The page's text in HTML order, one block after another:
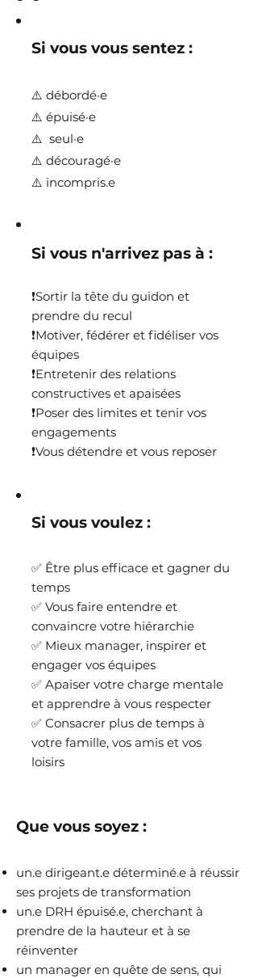
Si vous vous sentez :
⚠️ débordé·e
⚠️ épuisé·e
⚠️ seul·e
⚠️ découragé·e
⚠️ incompris.e
Si vous n'arrivez pas à :
❗Sortir la tête du guidon et
prendre du recul
❗Motiver, fédérer et fidéliser vos
équipes
❗Entretenir des relations
constructives et apaisées
❗Poser des limites et tenir vos
engagements
❗Vous détendre et vous reposer
Si vous voulez :
✅ Être plus efficace et gagner du
temps
✅ Vous faire entendre et
convaincre votre hiérarchie
✅ Mieux manager, inspirer et
engager vos équipes
✅ Apaiser votre charge mentale
et apprendre à vous respecter
✅ Consacrer plus de temps à
votre famille, vos amis et vos
loisirs
Que vous soyez :
un.e dirigeant.e déterminé.e à réussir
ses projets de transformation
un.e DRH épuisé.e, cherchant à
prendre de la hauteur et à se
réinventer
un manager en quête de sens, qui